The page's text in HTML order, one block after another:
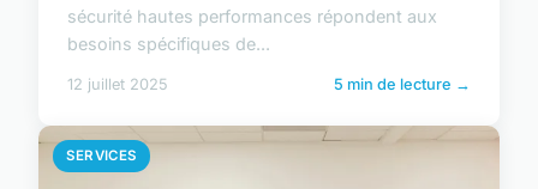
sécurité hautes performances répondent aux
besoins spécifiques de...
12 juillet 2025 5 min de lecture →
SERVICES